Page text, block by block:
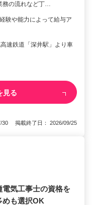
の流れなど丁…
や能力によって給与ア
速鉄道「深井駅」より車
見る
30 掲載終了日： 2026/09/25
電気工事士の資格を
めも選択OK